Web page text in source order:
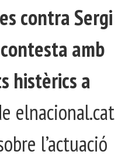
contra Sergi
amb
histèrics a
elnacional.cat
l’actuació